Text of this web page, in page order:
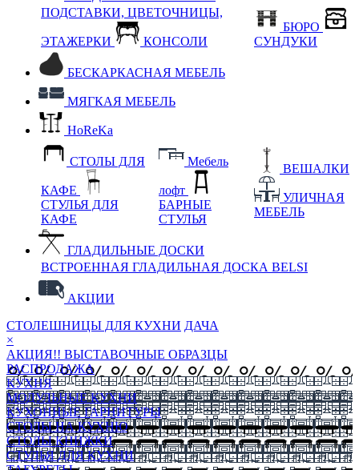
ПОДСТАВКИ, ЦВЕТОЧНИЦЫ,
ЭТАЖЕРКИ КОНСОЛИ
БЮРО
СУНДУКИ
БЕСКАРКАСНАЯ МЕБЕЛЬ
МЯГКАЯ МЕБЕЛЬ
HoReKa
СТОЛЫ ДЛЯ
КАФЕ
СТУЛЬЯ ДЛЯ
КАФЕ
Мебель
лофт
БАРНЫЕ
СТУЛЬЯ
ВЕШАЛКИ
УЛИЧНАЯ
МЕБЕЛЬ
ГЛАДИЛЬНЫЕ ДОСКИ
ВСТРОЕННАЯ ГЛАДИЛЬНАЯ ДОСКА BELSI
АКЦИИ
СТОЛЕШНИЦЫ ДЛЯ КУХНИ ДАЧА
×
АКЦИЯ!! ВЫСТАВОЧНЫЕ ОБРАЗЦЫ
РАСПРОДАЖА
КУХНЯ
МОДУЛЬНЫЕ КУХНИ
КУХОННЫЕ ГАРНИТУРЫ
СТОЛЫ НА КУХНЮ
СТОЛЫ КНИЖКИ
СТУЛЬЯ ДЛЯ КУХНИ